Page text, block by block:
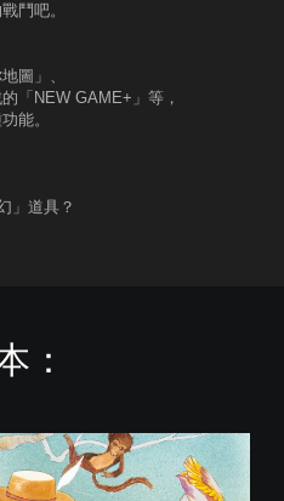
鬥吧。
圖」、
「NEW GAME+」等，
能。
」道具？
：